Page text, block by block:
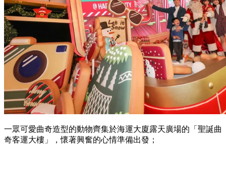
一眾可愛曲奇造型的動物齊集於海運大廈露天廣場的「聖誕曲
奇客運大樓」，懷著興奮的心情準備出發；